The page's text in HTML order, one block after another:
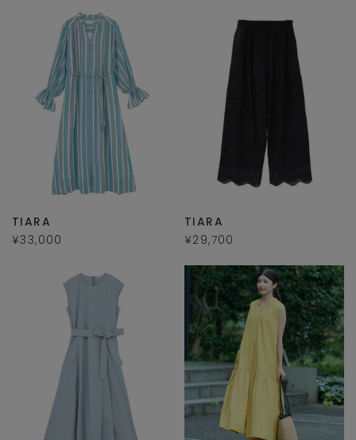
TIARA
¥33,000
TIARA
¥29,700